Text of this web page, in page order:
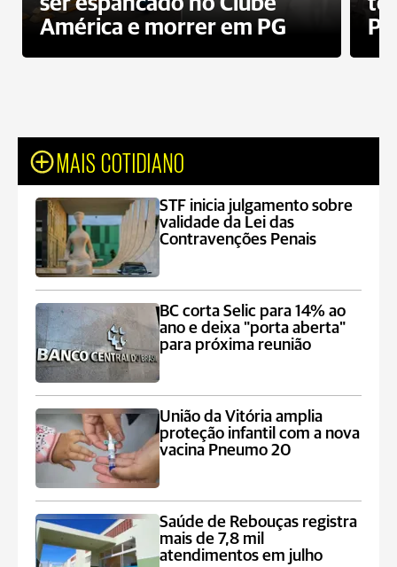
América e morrer em PG
PG
MAIS COTIDIANO
STF inicia julgamento sobre
validade da Lei das
Contravenções Penais
BC corta Selic para 14% ao
ano e deixa "porta aberta"
para próxima reunião
União da Vitória amplia
proteção infantil com a nova
vacina Pneumo 20
Saúde de Rebouças registra
mais de 7,8 mil
atendimentos em julho